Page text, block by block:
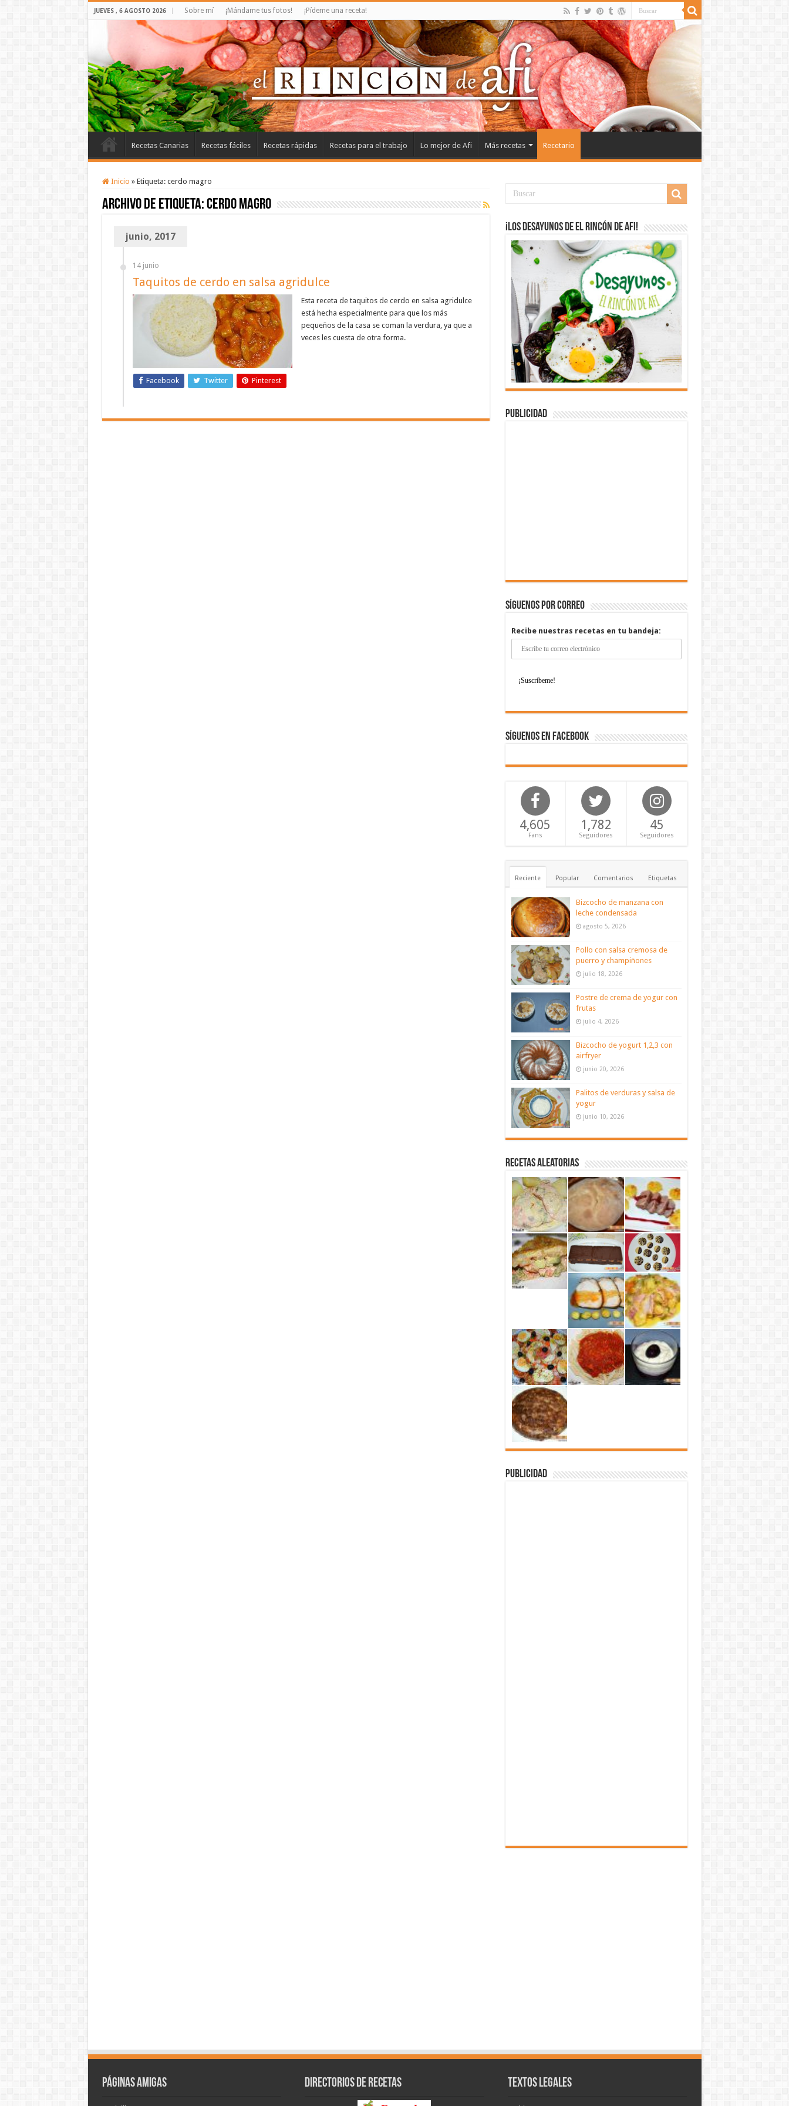
JUEVES , 6 AGOSTO 2026 Sobre mí ¡Mándame tus fotos! ¡Pídeme una receta!
Recetas Canarias Recetas fáciles Recetas rápidas Recetas para el trabajo Lo mejor de Afi Más recetas Recetario
Inicio » Etiqueta: cerdo magro
Archivo de etiqueta:cerdo magro
junio, 2017
14 junio
Taquitos de cerdo en salsa agridulce
Esta receta de taquitos de cerdo en salsa agridulce
está hecha especialmente para que los más
pequeños de la casa se coman la verdura, ya que a
veces les cuesta de otra forma.
Facebook Twitter Pinterest
¡Los desayunos de El Rincón de Afi!
Publicidad
Síguenos por correo
Recibe nuestras recetas en tu bandeja:
Síguenos en Facebook
4,605
Fans
1,782
Seguidores
45
Seguidores
Reciente Popular Comentarios Etiquetas
Bizcocho de manzana con
leche condensada
agosto 5, 2026
Pollo con salsa cremosa de
puerro y champiñones
julio 18, 2026
Postre de crema de yogur con
frutas
julio 4, 2026
Bizcocho de yogurt 1,2,3 con
airfryer
junio 20, 2026
Palitos de verduras y salsa de
yogur
junio 10, 2026
Recetas aleatorias
Publicidad
Páginas amigas Directorios de recetas Textos legales